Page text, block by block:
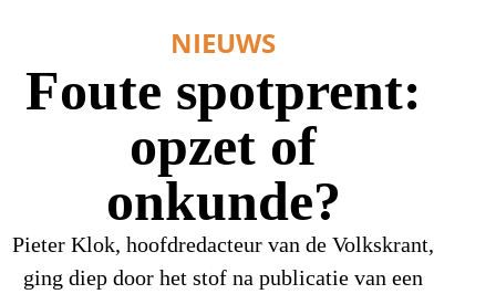
NIEUWS
Foute spotprent:
opzet of
onkunde?
Pieter Klok, hoofdredacteur van de Volkskrant,
ging diep door het stof na publicatie van een